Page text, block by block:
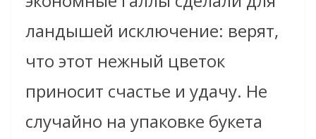
ландышей исключение: верят,
что этот нежный цветок
приносит счастье и удачу. Не
случайно на упаковке букета